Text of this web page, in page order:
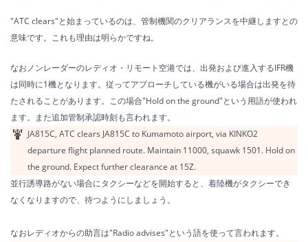
"ATC clears"と始まっているのは、管制機関のクリアランスを中継しますとの
意味です。これも理由は明らかですね。
なおノンレーダーのレディオ・リモート空港では、出発および進入するIFR機
は同時に1機となります。従ってアプローチしている機がいる場合は出発を待
たされることがあります。この場合"Hold on the ground"という用語が使われ
ます。また追加管制承認時刻も言われます。
JA815C, ATC clears JA815C to Kumamoto airport, via KINKO2
departure flight planned route. Maintain 11000, squawk 1501. Hold on
the ground. Expect further clearance at 15Z.
並行誘導路がない場合にタクシーなどを開始すると、着陸機がタクシーでき
なくなりますので、待つようにしましょう。
なおレディオからの助言は"Radio advises"という語を使って言われます。